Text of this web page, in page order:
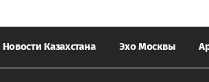
Новости Казахстана Эхо Москвы